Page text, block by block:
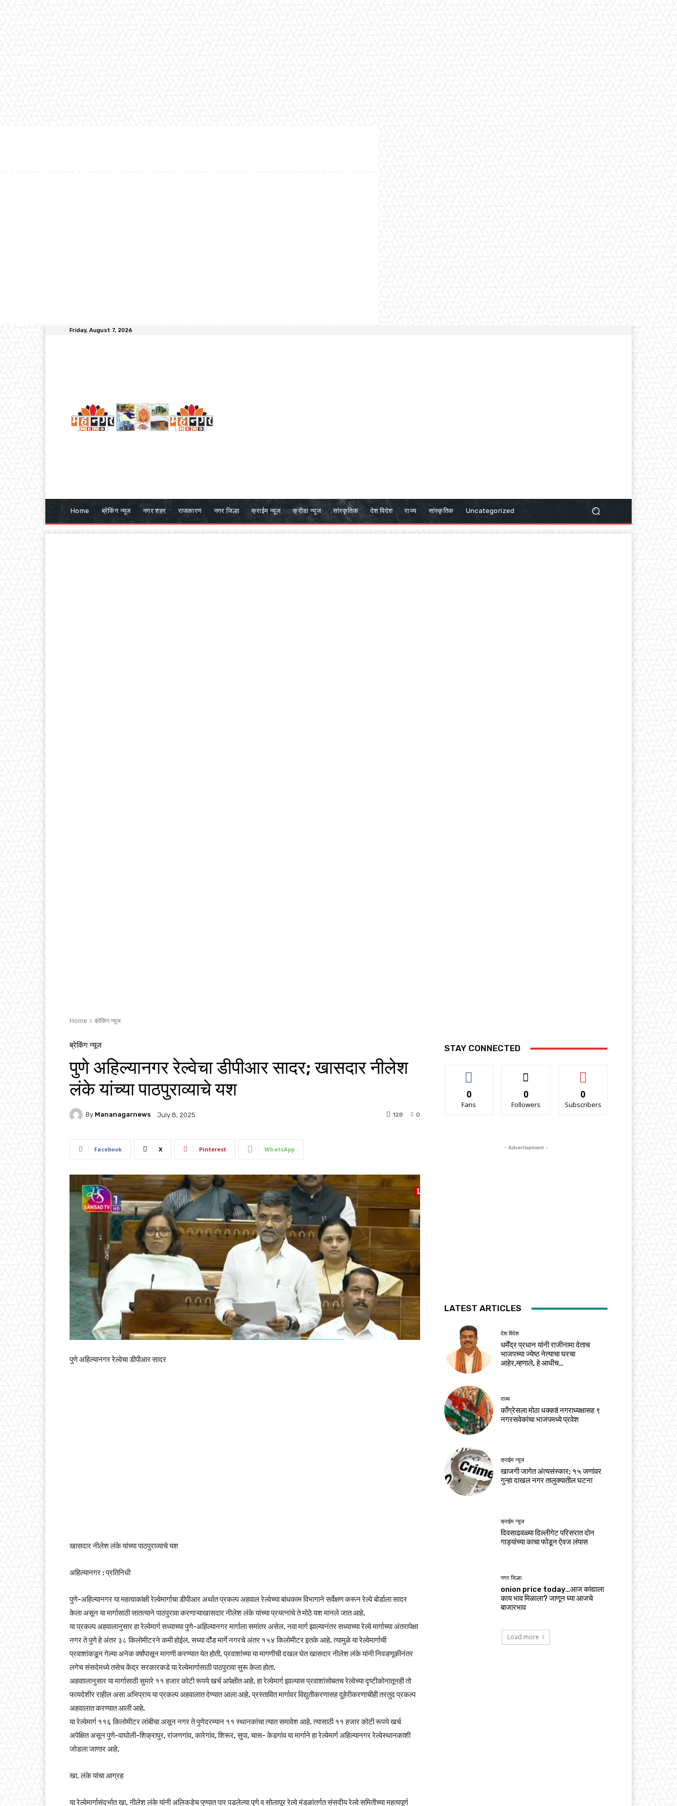
Friday, August 7, 2026
Home ब्रेकिंग न्यूज नगर शहर राजकारण नगर जिल्हा क्राईम न्यूज क्रीडा न्यूज सांस्कृतिक देश विदेश राज्य सांस्कृतिक Uncategorized
Home ब्रेकिंग न्यूज
ब्रेकिंग न्यूज
पुणे अहिल्यानगर रेल्वेचा डीपीआर सादर; खासदार नीलेश
लंके यांच्या पाठपुराव्याचे यश
By Mananagarnews July 8, 2025 0
128
Facebook X Pinterest WhatsApp
पुणे अहिल्यानगर रेल्वेचा डीपीआर सादर
खासदार नीलेश लंके यांच्या पाठपुराव्याचे यश
अहिल्यानगर : प्रतिनिधी
पुणे-अहिल्यानगर या महत्वाकांक्षी रेल्वेमार्गाचा डीपीआर अर्थात प्रकल्प अहवाल रेल्वेच्या बांधकाम विभागाने सर्वेक्षण करून रेल्वे बोर्डाला सादर
केला असून या मार्गासाठी सातत्याने पाठपुरावा करणाऱ्याखासदार नीलेश लंके यांच्या प्रयत्नांचे ते मोठे यश मानले जात आहे.
या प्रकल्प अहवालानुसार हा रेल्वेमार्ग सध्याच्या पुणे-अहिल्यानगर मार्गाला समांतर असेल. नवा मार्ग झाल्यानंतर सध्याच्या रेल्वे मार्गाच्या अंतरापेक्षा
नगर ते पुणे हे अंतर ३८ किलोमीटरने कमी होईल. सध्या दौंड मार्गे नगरचे अंतर १५४ किलोमीटर इतके आहे. त्यामुळे या रेल्वेमार्गाची
प्रवाशांकडून गेल्या अनेक वर्षांपासून मागणी करण्यात येत होती. प्रवाशांच्या या मागणीची दखल घेत खासदार नीलेश लंके यांनी निवडणूकीनंतर
लगेच संसदेमध्ये तसेच केंद्र सरकारकडे या रेल्वेमार्गासाठी पाठपुरावा सुरू केला होता.
अहवाालानुसार या मार्गासाठी सुमारे ११ हजार कोटी रूपये खर्च अपेक्षीत आहे. हा रेल्वेमार्ग झाल्यास प्रवाशांसोबतच रेल्वेच्या दृष्टीकोनातूनही तो
फायदेशीर राहील असा अभिप्राय या प्रकल्प अहवालात देण्यात आला आहे. प्रस्तावित मार्गावर विद्युतीकरणासह दुहेरीकरणाचीही तरतुद प्रकल्प
अहवालात करण्यात आली आहे.
या रेल्वेमार्ग ११६ किलोमीटर लांबीचा असून नगर ते पुणेदरम्यान ११ स्थानकांचा त्यात समावेश आहे. त्यासाठी ११ हजार कोटी रूपये खर्च
अपेक्षित असून पुणे-वाघोली-शिक्रापुर, रांजणगांव, कारेगांव, शिरूर, सुपा, चास- केडगांव या मार्गाने हा रेल्वेमार्ग अहिल्यानगर रेल्वेस्थानकाशी
जोडला जाणार आहे.
खा. लंके यांचा आग्रह
या रेल्वेमार्गासंदर्भात खा. नीलेश लंके यांनी अलिकडेच पुण्यात पार पडलेल्या पुणे व सोलापूर रेल्वे मंडळांतर्गत संसदीय रेल्वे समितीच्या महत्वपूर्ण
STAY CONNECTED
0
Fans
0
Followers
0
Subscribers
- Advertisement -
LATEST ARTICLES
देश विदेश
धर्मेंद्र प्रधान यांनी राजीनामा देताच
भाजपच्या ज्येष्ठ नेत्याचा घरचा
आहेर,म्हणाले, हे आधीच…
राज्य
काँग्रेसला मोठा धक्का! नगराध्यक्षासह ९
नगरसवेकांचा भाजपमध्ये प्रवेश
क्राईम न्यूज
खाजगी जागेत अंत्यसंस्कार; १५ जणांवर
गुन्हा दाखल नगर तालुक्यातील घटना
क्राईम न्यूज
दिवसाढवळ्या दिल्लीगेट परिसरात दोन
गाड्यांच्या काचा फोडून ऐवज लंपास
नगर जिल्हा
onion price today…आज कांद्याला
काय भाव मिळाला? जाणून घ्या आजचे
बाजारभाव
Load more